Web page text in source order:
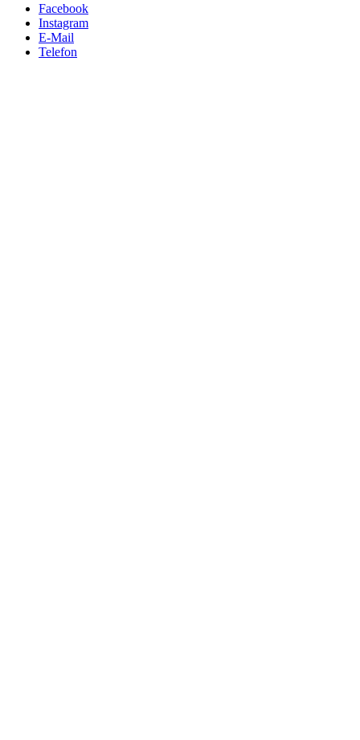
Facebook
Instagram
E-Mail
Telefon